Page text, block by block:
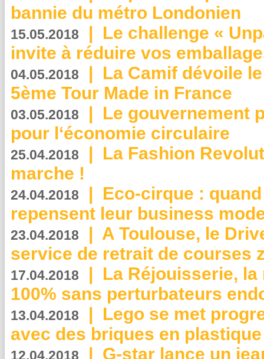
bannie du métro Londonien
15.05.2018 | Le challenge «
invite à réduire vos
04.05.2018 | La Camif dévoile
5ème Tour Made in France
03.05.2018 | Le gouvernement
pour l‘économie circulaire
25.04.2018 | La Fashion
marche !
24.04.2018 | Eco-cirque :
repensent leur business
23.04.2018 | A Toulouse, le
service de retrait de courses
17.04.2018 | La Réjouisserie,
100% sans perturbateurs
13.04.2018 | Lego se met
avec des briques en
12.04.2018 | G-star lance un